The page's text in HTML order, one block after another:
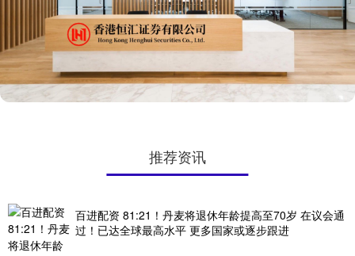
推荐资讯
百进配资 81:21！丹麦将退休年龄提高至70岁 在议会通
过！已达全球最高水平 更多国家或逐步跟进